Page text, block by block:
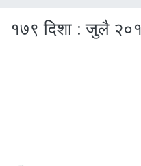
All of DSpace
१७९ दिशा : जुलै